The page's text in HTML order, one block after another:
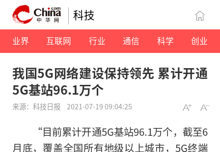
科技
业界 互联网 行业 通信 科学 创业
我国5G网络建设保持领先 累计开通
5G基站96.1万个
来源：科技日报 2021-07-19 09:04:25
“目前累计开通5G基站96.1万个，截至6
月底，覆盖全国所有地级以上城市，5G终端